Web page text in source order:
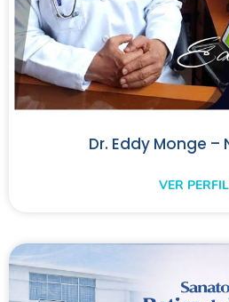
Dr. Eddy Monge
VER